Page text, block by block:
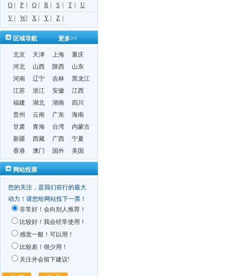
O
P Q R S T
U
V
W X Y Z
更多>>
区域导航
北京 天津 上海
重庆
河北
山西 陕西
山东
河南
辽宁 吉林
黑龙江
江苏
浙江 安徽
江西
福建
湖北 湖南
四川
贵州
云南 广东
海南
甘肃
青海 台湾
内蒙古
新疆
西藏 广西
宁夏
香港
澳门 国外 美国
网站投票
您的关注，是我们前行的最大
动力！请您给网站投下一票！
非常好！会向别人推荐！
比较好！我会经常使用！
感觉一般！可以用！
比较差！很少用！
关注并会留下建议!